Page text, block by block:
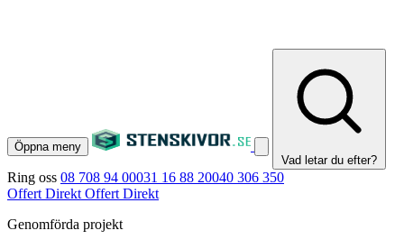
Öppna meny
Vad letar du efter?
Ring oss 08 708 94 00031 16 88 20040 306 350
Offert Direkt Offert Direkt
Genomförda projekt